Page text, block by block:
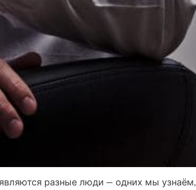
разные люди — одних мы узнаём,